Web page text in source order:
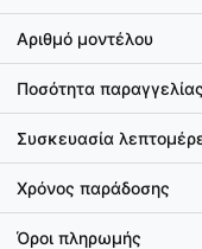
Αριθμό μοντέλου
Ποσότητα
Συσκευασία
Χρόνος παράδοσης
Όροι πληρωμής